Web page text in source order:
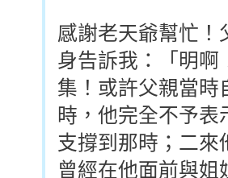
感謝老天爺幫忙！
身告訴我：「明啊
集！或許父親當時
時，他完全不予
支撐到那時；二來
曾經在他面前與